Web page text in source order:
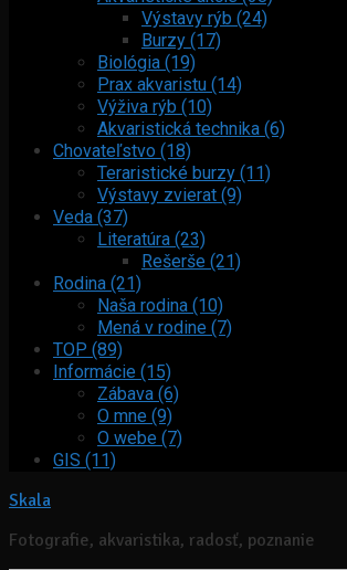
Výstavy rýb (24)
Burzy (17)
Biológia (19)
Prax akvaristu (14)
Výživa rýb (10)
Akvaristická technika (6)
Chovateľstvo (18)
Teraristické burzy (11)
Výstavy zvierat (9)
Veda (37)
Literatúra (23)
Rešerše (21)
Rodina (21)
Naša rodina (10)
Mená v rodine (7)
TOP (89)
Informácie (15)
Zábava (6)
O mne (9)
O webe (7)
GIS (11)
Skala
Fotografie, akvaristika, radosť, poznanie